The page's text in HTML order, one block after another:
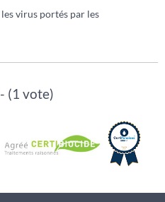
virus portés par les
(1 vote)